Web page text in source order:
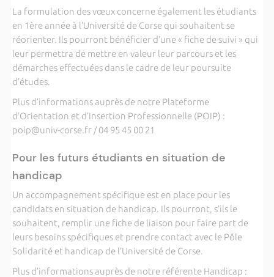
La formulation des vœux concerne également les étudiants
en 1ère année à l’Université de Corse qui souhaitent se
réorienter. Ils pourront bénéficier d’une « fiche de suivi » qui
leur permettra de mettre en valeur leur parcours et les
démarches effectuées dans le cadre de leur poursuite
d’études.
Plus d’informations auprès de notre Plateforme
d’Orientation et d’Insertion Professionnelle (POIP) :
poip@univ-corse.fr / 04 95 45 00 21
Pour les futurs étudiants en situation de
handicap
Un accompagnement spécifique est en place pour les
candidats en situation de handicap. Ils pourront, s’ils le
souhaitent, remplir une fiche de liaison pour faire part de
leurs besoins spécifiques et prendre contact avec le Pôle
Solidarité et handicap de l’Université de Corse.
Plus d’informations auprès de notre référente Handicap :